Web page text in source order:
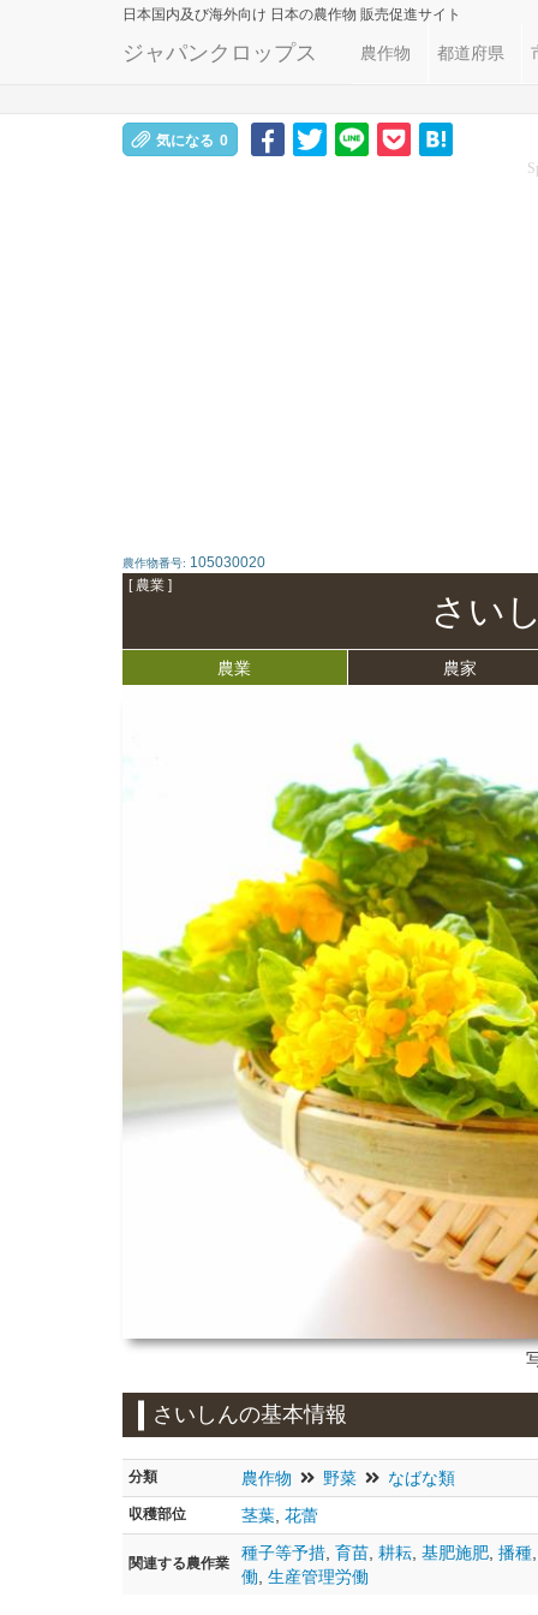
日本国内及び海外向け 日本の農作物 販売促進サイト
ジャパンクロップス 農作物 都道府県
気になる 0
農作物番号: 105030020
[ 農業 ]
さい
農業 農家
さいしんの基本情報
分類 農作物 野菜 なばな類
収穫部位 茎葉, 花蕾
関連する農作業
種子等予措, 育苗, 耕耘, 基肥施肥, 播種,
働, 生産管理労働